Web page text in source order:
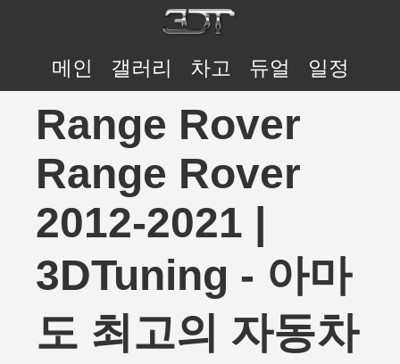
메인 갤러리 차고 듀얼 일정
Range Rover
Range Rover
2012-2021 |
3DTuning - 아마
도 최고의 자동차